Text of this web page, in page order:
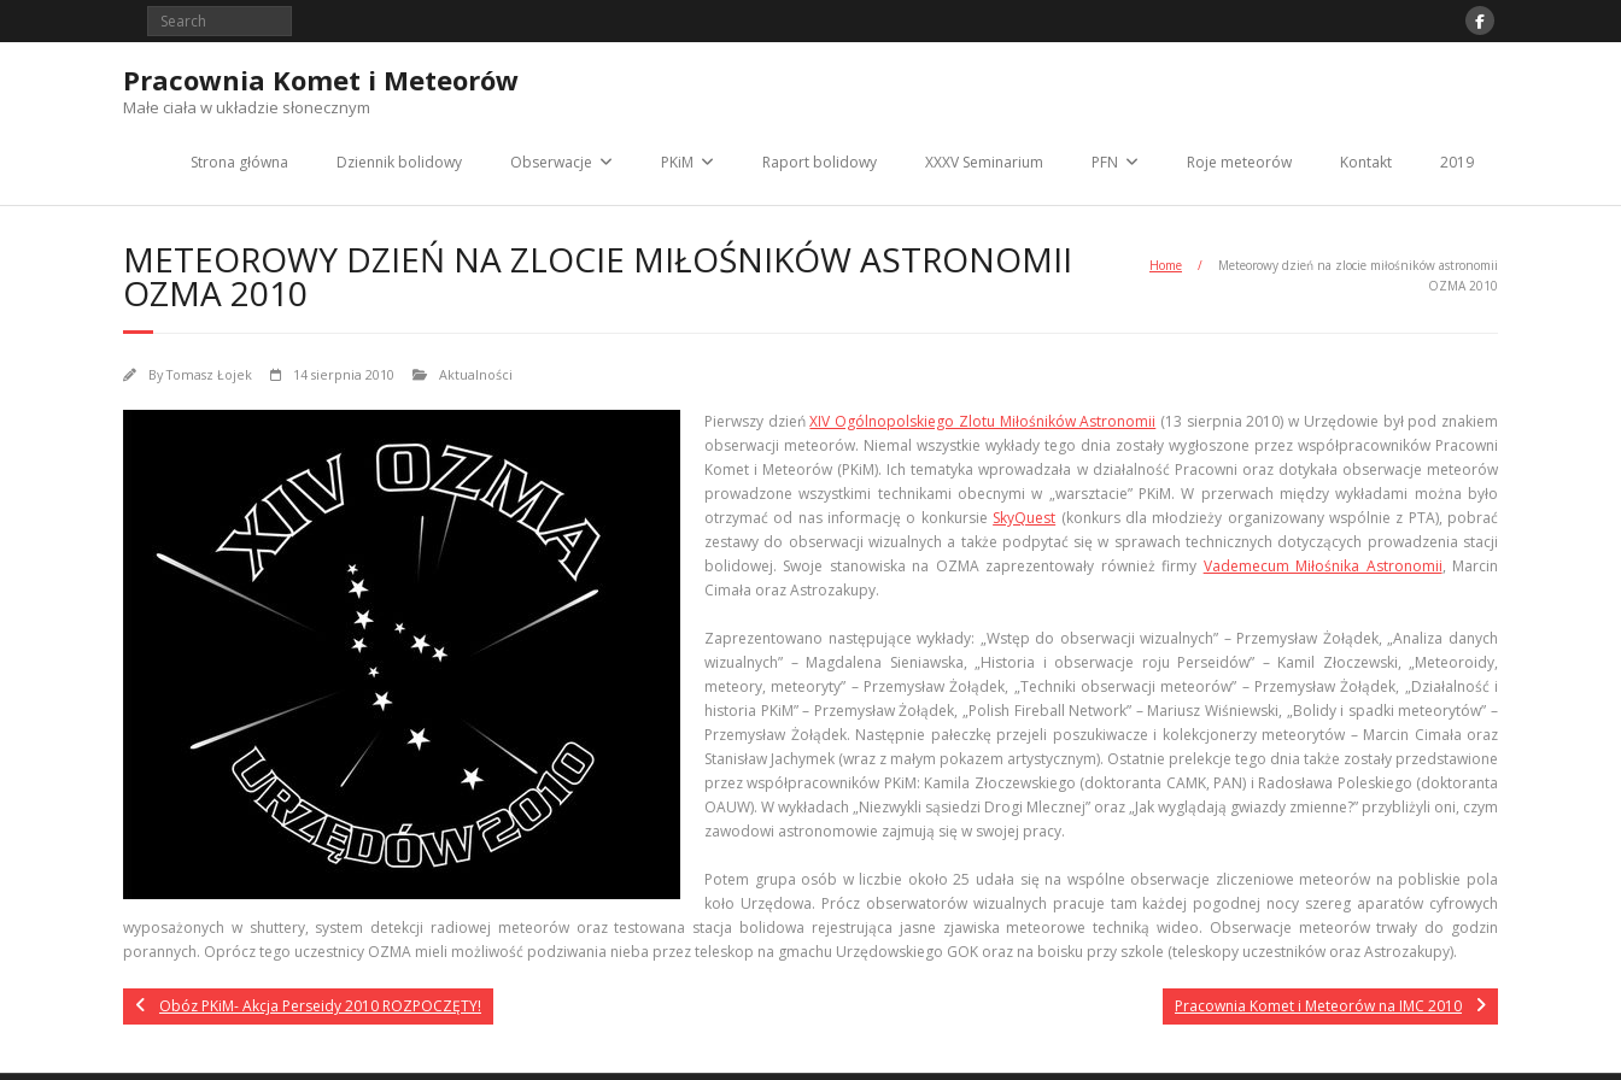
Pracownia Komet i Meteorów
Małe ciała w układzie słonecznym
Strona główna Dziennik bolidowy Obserwacje PKiM Raport bolidowy XXXV Seminarium PFN Roje meteorów Kontakt 2019
METEOROWY DZIEŃ NA ZLOCIE MIŁOŚNIKÓW ASTRONOMII
OZMA 2010
Home /
Meteorowy dzień na zlocie miłośników astronomii
OZMA 2010
ByTomasz Łojek 14 sierpnia 2010 Aktualności
Pierwszy dzieńXIV Ogólnopolskiego Zlotu Miłośników Astronomii (13 sierpnia 2010) w Urzędowie był pod znakiem
obserwacji meteorów. Niemal wszystkie wykłady tego dnia zostały wygłoszone przez współpracowników Pracowni
Komet i Meteorów (PKiM). Ich tematyka wprowadzała w działalność Pracowni oraz dotykała obserwacje meteorów
prowadzone wszystkimi technikami obecnymi w „warsztacie” PKiM. W przerwach między wykładami można było
otrzymać od nas informację o konkursie SkyQuest (konkurs dla młodzieży organizowany wspólnie z PTA), pobrać
zestawy do obserwacji wizualnych a także podpytać się w sprawach technicznych dotyczących prowadzenia stacji
bolidowej. Swoje stanowiska na OZMA zaprezentowały również firmy Vademecum Miłośnika Astronomii, Marcin
Cimała oraz Astrozakupy.
Zaprezentowano następujące wykłady: „Wstęp do obserwacji wizualnych” – Przemysław Żołądek, „Analiza danych
wizualnych” – Magdalena Sieniawska, „Historia i obserwacje roju Perseidów” – Kamil Złoczewski, „Meteoroidy,
meteory, meteoryty” – Przemysław Żołądek, „Techniki obserwacji meteorów” – Przemysław Żołądek, „Działalność i
historia PKiM” – Przemysław Żołądek, „Polish Fireball Network” – Mariusz Wiśniewski, „Bolidy i spadki meteorytów” –
Przemysław Żołądek. Następnie pałeczkę przejeli poszukiwacze i kolekcjonerzy meteorytów – Marcin Cimała oraz
Stanisław Jachymek (wraz z małym pokazem artystycznym). Ostatnie prelekcje tego dnia także zostały przedstawione
przez współpracowników PKiM: Kamila Złoczewskiego (doktoranta CAMK, PAN) i Radosława Poleskiego (doktoranta
OAUW). W wykładach „Niezwykli sąsiedzi Drogi Mlecznej” oraz „Jak wyglądają gwiazdy zmienne?” przybliżyli oni, czym
zawodowi astronomowie zajmują się w swojej pracy.
Potem grupa osób w liczbie około 25 udała się na wspólne obserwacje zliczeniowe meteorów na pobliskie pola
koło Urzędowa. Prócz obserwatorów wizualnych pracuje tam każdej pogodnej nocy szereg aparatów cyfrowych
wyposażonych w shuttery, system detekcji radiowej meteorów oraz testowana stacja bolidowa rejestrująca jasne zjawiska meteorowe techniką wideo. Obserwacje meteorów trwały do godzin
porannych. Oprócz tego uczestnicy OZMA mieli możliwość podziwania nieba przez teleskop na gmachu Urzędowskiego GOK oraz na boisku przy szkole (teleskopy uczestników oraz Astrozakupy).
Obóz PKiM- Akcja Perseidy 2010 ROZPOCZĘTY! Pracownia Komet i Meteorów na IMC 2010